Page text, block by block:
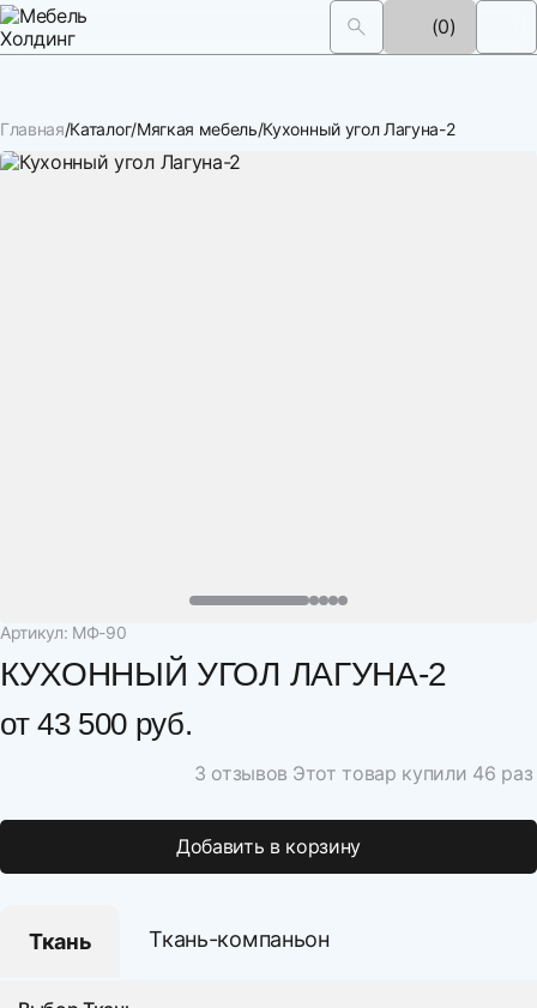
(0)
Главная Каталог Мягкая мебель Кухонный угол Лагуна-2
Артикул: МФ-90
КУХОННЫЙ УГОЛ ЛАГУНА-2
от43 500 руб.
3 отзывов Этот товар купили 46 раз
Добавить в корзину
Ткань Ткань-компаньон